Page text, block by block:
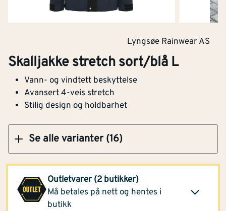
Lyngsøe Rainwear AS
Skalljakke stretch sort/blå L
Vann- og vindtett beskyttelse
Avansert 4-veis stretch
Stilig design og holdbarhet
Se alle varianter (16)
Klikk og hent
Outletvarer (2 butikker)
Må betales på nett og hentes i
butikk
Montér Stord (2 stk)
1 849,-
Klikk og hent
Optimera Proffsenter
Ålesund (2 stk)
Opprinnelig pris
1 849,-
964,-
Klikk og hent